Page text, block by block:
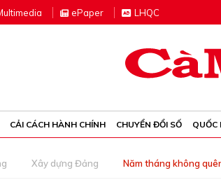
ultimedia ePaper LHQC
CẢI CÁCH HÀNH CHÍNH CHUYỂN ĐỔI SỐ QUỐC
Xây dựng Đảng Năm tháng không